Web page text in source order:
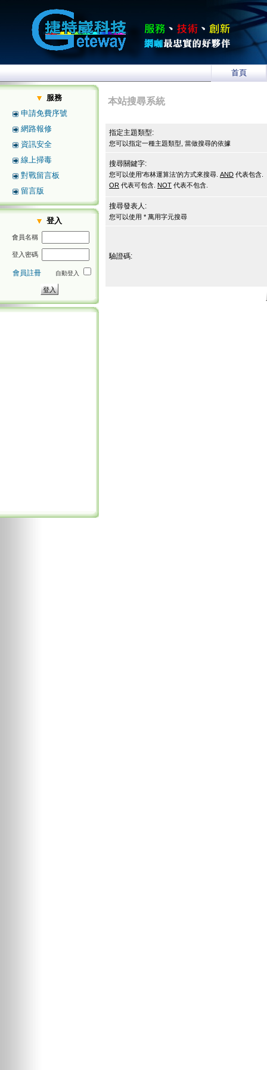
首頁
服務
申請免費序號
網路報修
資訊安全
線上掃毒
對戰留言板
留言版
登入
會員名稱
登入密碼
會員註冊 自動登入
本站搜尋系統
指定主題類型:
您可以指定一種主題類型, 當做搜尋的依據
搜尋關鍵字:
您可以使用'布林運算法'的方式來搜尋. AND 代表包含.
OR 代表可包含. NOT 代表不包含.
搜尋發表人:
您可以使用 * 萬用字元搜尋
驗證碼: